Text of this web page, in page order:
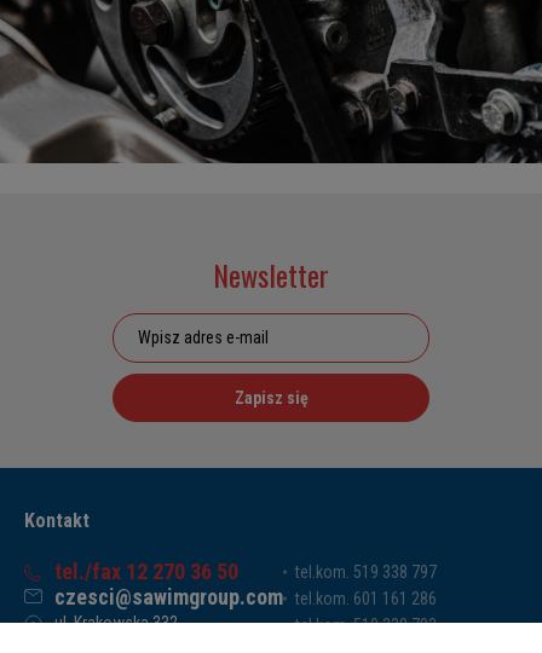
Newsletter
Zapisz się
Kontakt
tel./fax 12 270 36 50
czesci@sawimgroup.com
ul. Krakowska 332,
tel.kom. 519 338 797
tel.kom. 601 161 286
tel.kom. 519 338 793